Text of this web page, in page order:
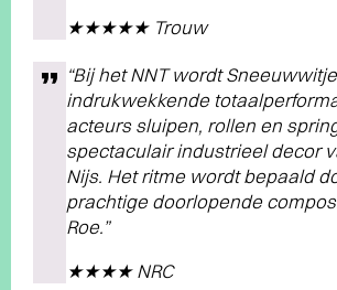
★★★★★ Trouw
“Bij het NNT wordt
indrukwekkende
acteurs sluipen, rollen en
spectaculair industrieel decor
Nijs. Het ritme wordt bepaald
prachtige doorlopende
Roe.”
★★★★ NRC